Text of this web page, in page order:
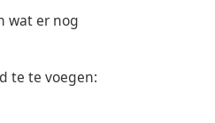
wat er nog
te te voegen: